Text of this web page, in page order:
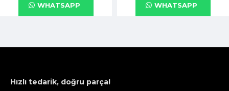
WHATSAPP WHATSAPP
Hızlı tedarik, doğru parça!